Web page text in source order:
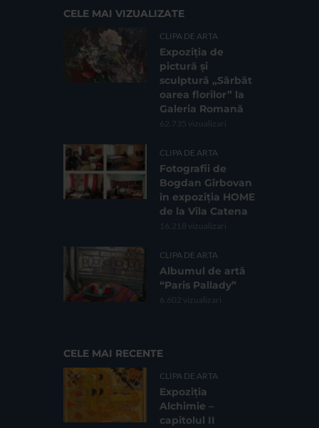
CELE MAI VIZUALIZATE
CLIPA DE ARTA
Expoziția de
pictură și
sculptură „Sărbăt
oarea florilor” la
Galeria Romană
62.735 vizualizari
CLIPA DE ARTA
Fotografii de
Bogdan Gîrbovan
în expoziția HOME
de la Vila Catena
16.218 vizualizari
CLIPA DE ARTA
Albumul de artă
“Paris Pallady”
6.602 vizualizari
CELE MAI RECENTE
CLIPA DE ARTA
Expoziția
Alchimie –
capitolul II